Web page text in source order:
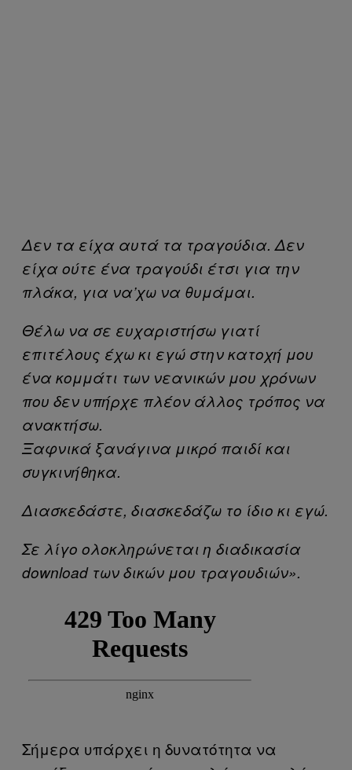
Δεν τα είχα αυτά τα τραγούδια. Δεν
είχα ούτε ένα τραγούδι έτσι για την
πλάκα, για να’χω να θυμάμαι.
Θέλω να σε ευχαριστήσω γιατί
επιτέλους έχω κι εγώ στην κατοχή μου
ένα κομμάτι των νεανικών μου χρόνων
που δεν υπήρχε πλέον άλλος τρόπος να
ανακτήσω.
Ξαφνικά ξανάγινα μικρό παιδί και
συγκινήθηκα.
Διασκεδάστε, διασκεδάζω το ίδιο κι εγώ.
Σε λίγο ολοκληρώνεται η διαδικασία
download των δικών μου τραγουδιών».
Σήμερα υπάρχει η δυνατότητα να